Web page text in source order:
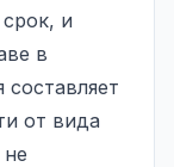
и
в
составляет
от вида